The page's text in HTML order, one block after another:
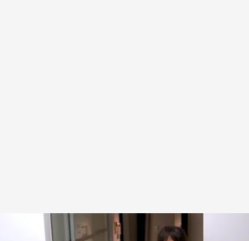
Manuel y Gal·la, en el momento del reencuentro.